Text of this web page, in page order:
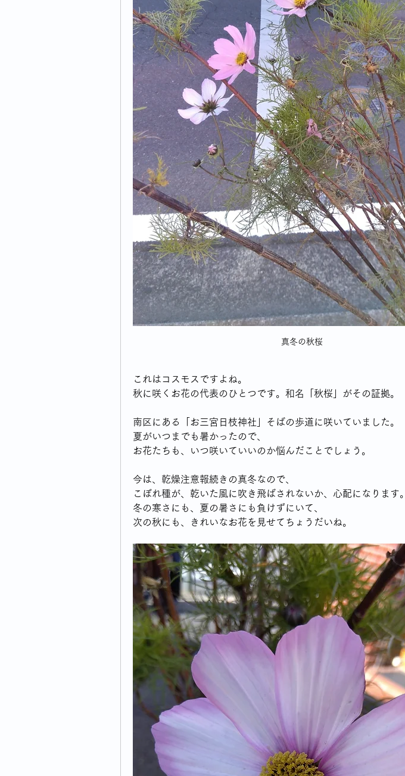
真冬の秋桜
これはコスモスですよね。
秋に咲くお花の代表のひとつです。和名「秋桜」がその証拠。
南区にある「お三宮日枝神社」そばの歩道に咲いていました。
夏がいつまでも暑かったので、
お花たちも、いつ咲いていいのか悩んだことでしょう。
今は、乾燥注意報続きの真冬なので、
こぼれ種が、乾いた風に吹き飛ばされないか、心配になります。
冬の寒さにも、夏の暑さにも負けずにいて、
次の秋にも、きれいなお花を見せてちょうだいね。